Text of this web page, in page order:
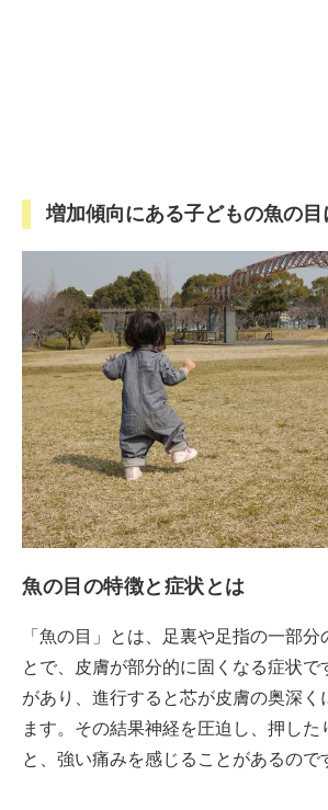
増加傾向にある子どもの魚の目
魚の目の特徴と症状とは
「魚の目」とは、足裏や足指の一部分
とで、皮膚が部分的に固くなる症状で
があり、進行すると芯が皮膚の奥深く
ます。その結果神経を圧迫し、押した
と、強い痛みを感じることがあるので